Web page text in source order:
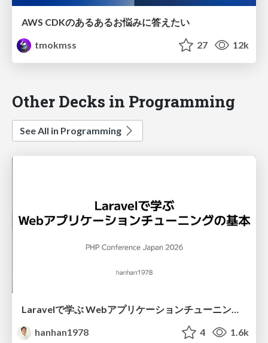
AWS CDKのあるあるお悩みに答えたい
tmokmss
27 12k
Other Decks in Programming
See All in Programming
Laravelで学ぶ Webアプリケーションチューニング入門/web_application_tuning_101
hanhan1978
4 1.6k